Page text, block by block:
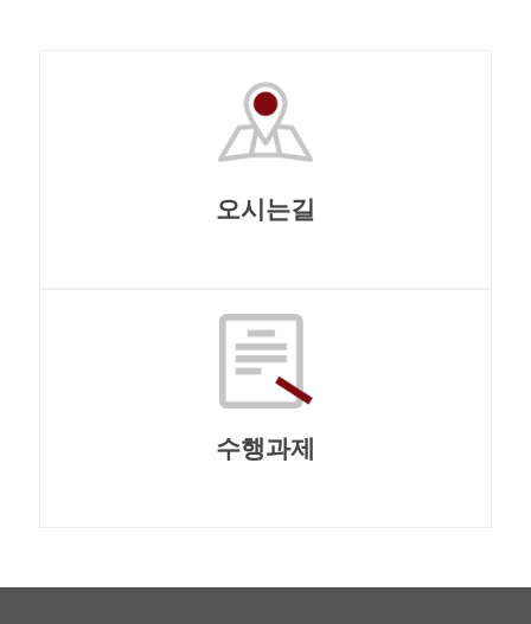
오시는길
수행과제